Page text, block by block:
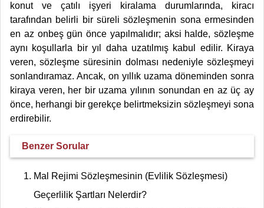
konut ve çatılı işyeri kiralama durumlarında, kiracı
tarafından belirli bir süreli sözleşmenin sona ermesinden
en az onbeş gün önce yapılmalıdır; aksi halde, sözleşme
aynı koşullarla bir yıl daha uzatılmış kabul edilir. Kiraya
veren, sözleşme süresinin dolması nedeniyle sözleşmeyi
sonlandıramaz. Ancak, on yıllık uzama döneminden sonra
kiraya veren, her bir uzama yılının sonundan en az üç ay
önce, herhangi bir gerekçe belirtmeksizin sözleşmeyi sona
erdirebilir.
Benzer Sorular
Mal Rejimi Sözleşmesinin (Evlilik Sözleşmesi)
Geçerlilik Şartları Nelerdir?